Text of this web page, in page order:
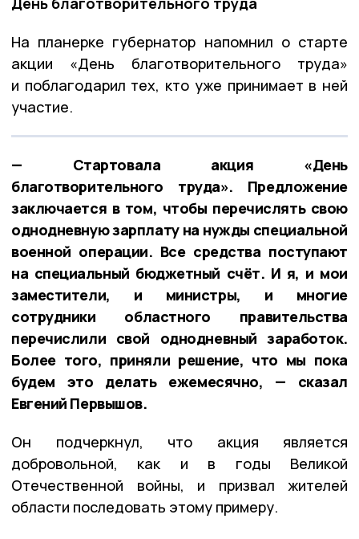
На планерке губернатор напомнил о старте
акции «День благотворительного труда»
и поблагодарил тех, кто уже принимает в ней
участие.
— Стартовала акция «День
благотворительного труда». Предложение
заключается в том, чтобы перечислять свою
однодневную зарплату на нужды специальной
военной операции. Все средства поступают
на специальный бюджетный счёт. И я, и мои
заместители, и министры, и многие
сотрудники областного правительства
перечислили свой однодневный заработок.
Более того, приняли решение, что мы пока
будем это делать ежемесячно, — сказал
Евгений Первышов.
Он подчеркнул, что акция является
добровольной, как и в годы Великой
Отечественной войны, и призвал жителей
области последовать этому примеру.